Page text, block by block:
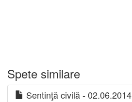
Spete similare
Sentinţă civilă - 02.06.2014